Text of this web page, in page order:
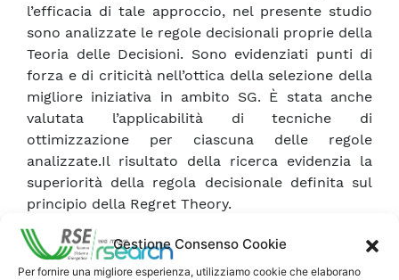
Gestione Consenso Cookie
Per fornire una migliore esperienza, utilizziamo cookie che elaborano
l’efficacia di tale approccio, nel presente studio
sono analizzate le regole decisionali proprie della
Teoria delle Decisioni. Sono evidenziati punti di
forza e di criticità nell’ottica della selezione della
migliore iniziativa in ambito SG. È stata anche
valutata l’applicabilità di tecniche di
ottimizzazione per ciascuna delle regole
analizzate.Il risultato della ricerca evidenzia la
superiorità della regola decisionale definita sul
principio della Regret Theory.
L’approccio proposto combina la regola
“minimax regret” con l’utilizzo di una tecnica di
ottimizzazione al fine di evitare la necessità di